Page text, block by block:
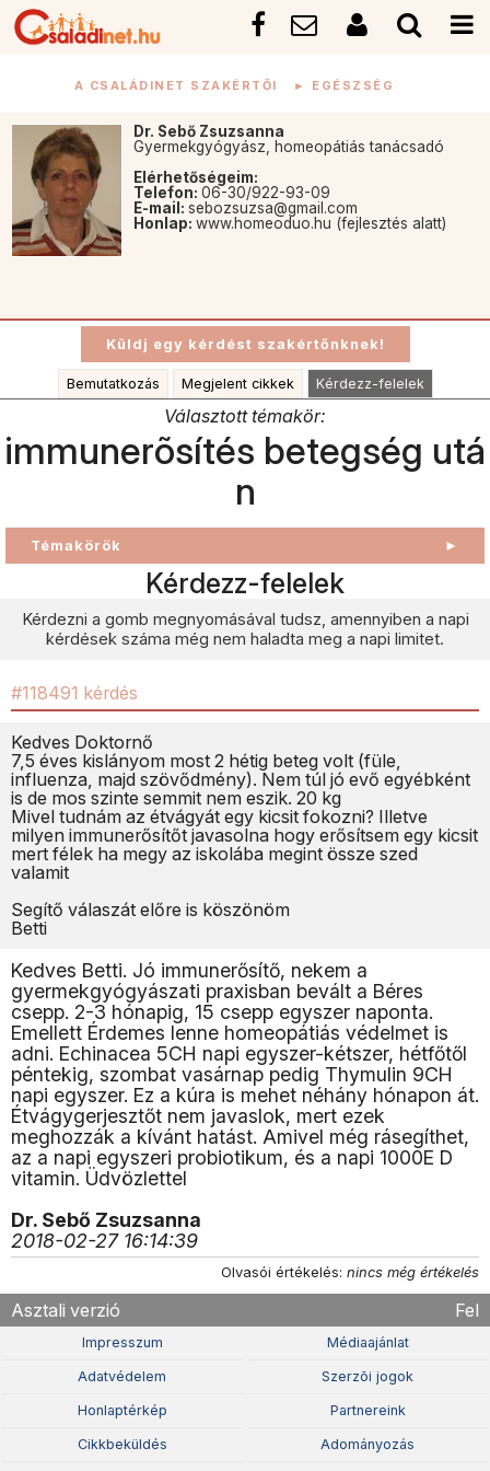
A CSALÁDINET SZAKÉRTŐI ► EGÉSZSÉG
Dr. Sebő Zsuzsanna
Gyermekgyógyász, homeopátiás tanácsadó
Elérhetőségeim:
Telefon: 06-30/922-93-09
E-mail: sebozsuzsa@gmail.com
Honlap: www.homeoduo.hu (fejlesztés alatt)
Bemutatkozás Megjelent cikkek Kérdezz-felelek
Választott témakör:
immunerõsítés betegség utá
n
Témakörök ►
Kérdezz-felelek
Kérdezni a gomb megnyomásával tudsz, amennyiben a napi
kérdések száma még nem haladta meg a napi limitet.
#118491 kérdés
Kedves Doktornő
7,5 éves kislányom most 2 hétig beteg volt (füle,
influenza, majd szövődmény). Nem túl jó evő egyébként
is de mos szinte semmit nem eszik. 20 kg
Mivel tudnám az étvágyát egy kicsit fokozni? Illetve
milyen immunerősítőt javasolna hogy erősítsem egy kicsit
mert félek ha megy az iskolába megint össze szed
valamit
Segítő válaszát előre is köszönöm
Betti
Kedves Betti. Jó immunerősítő, nekem a
gyermekgyógyászati praxisban bevált a Béres
csepp. 2-3 hónapig, 15 csepp egyszer naponta.
Emellett Érdemes lenne homeopátiás védelmet is
adni. Echinacea 5CH napi egyszer-kétszer, hétfőtől
péntekig, szombat vasárnap pedig Thymulin 9CH
napi egyszer. Ez a kúra is mehet néhány hónapon át.
Étvágygerjesztőt nem javaslok, mert ezek
meghozzák a kívánt hatást. Amivel még rásegíthet,
az a napi egyszeri probiotikum, és a napi 1000E D
vitamin. Üdvözlettel
Dr. Sebő Zsuzsanna
2018-02-27 16:14:39
Olvasói értékelés: nincs még értékelés
Asztali verzió Fel
Impresszum Médiaajánlat
Adatvédelem Szerzõi jogok
Honlaptérkép Partnereink
Cikkbeküldés Adományozás